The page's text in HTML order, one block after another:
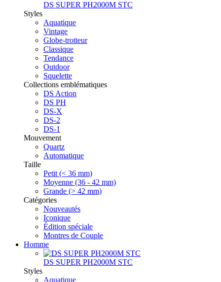
DS SUPER PH2000M STC
Styles
Aquatique
Vintage
Globe-trotteur
Classique
Tendance
Outdoor
Squelette
Collections emblématiques
DS Action
DS PH
DS-X
DS-2
DS-1
Mouvement
Quartz
Automatique
Taille
Petit (< 36 mm)
Moyenne (36 - 42 mm)
Grande (> 42 mm)
Catégories
Nouveautés
Iconique
Édition spéciale
Montres de Couple
Homme
DS SUPER PH2000M STC
Styles
Aquatique